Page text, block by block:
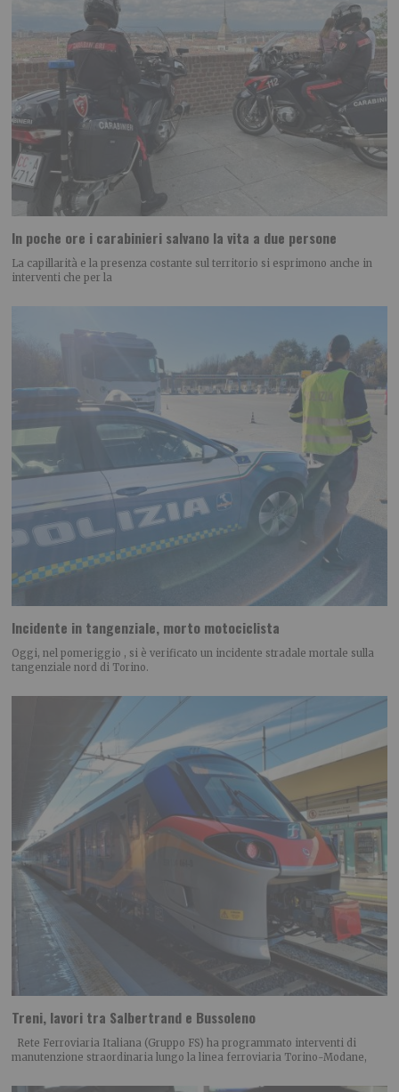
In poche ore i carabinieri salvano la vita a due persone
La capillarità e la presenza costante sul territorio si esprimono anche in
interventi che per la
Incidente in tangenziale, morto motociclista
Oggi, nel pomeriggio , si è verificato un incidente stradale mortale sulla
tangenziale nord di Torino.
Treni, lavori tra Salbertrand e Bussoleno
Rete Ferroviaria Italiana (Gruppo FS) ha programmato interventi di
manutenzione straordinaria lungo la linea ferroviaria Torino-Modane,